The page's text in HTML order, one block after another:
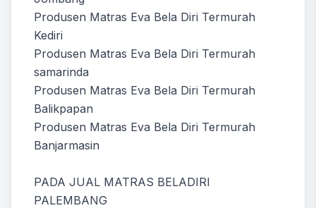
Produsen Matras Eva Bela Diri Termurah
Kediri
Produsen Matras Eva Bela Diri Termurah
samarinda
Produsen Matras Eva Bela Diri Termurah
Balikpapan
Produsen Matras Eva Bela Diri Termurah
Banjarmasin
PADA JUAL MATRAS BELADIRI
PALEMBANG